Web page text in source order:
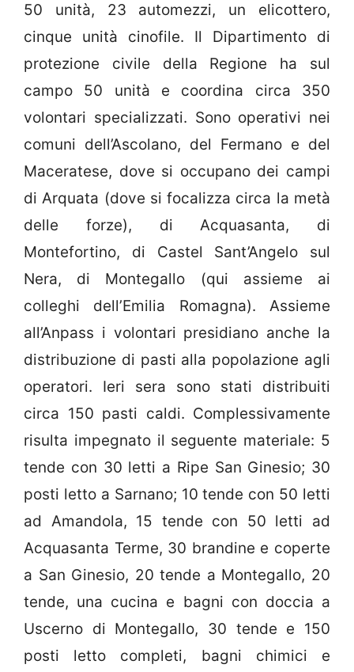
50 unità, 23 automezzi, un elicottero,
cinque unità cinofile. Il Dipartimento di
protezione civile della Regione ha sul
campo 50 unità e coordina circa 350
volontari specializzati. Sono operativi nei
comuni dell’Ascolano, del Fermano e del
Maceratese, dove si occupano dei campi
di Arquata (dove si focalizza circa la metà
delle forze), di Acquasanta, di
Montefortino, di Castel Sant’Angelo sul
Nera, di Montegallo (qui assieme ai
colleghi dell’Emilia Romagna). Assieme
all’Anpass i volontari presidiano anche la
distribuzione di pasti alla popolazione agli
operatori. Ieri sera sono stati distribuiti
circa 150 pasti caldi. Complessivamente
risulta impegnato il seguente materiale: 5
tende con 30 letti a Ripe San Ginesio; 30
posti letto a Sarnano; 10 tende con 50 letti
ad Amandola, 15 tende con 50 letti ad
Acquasanta Terme, 30 brandine e coperte
a San Ginesio, 20 tende a Montegallo, 20
tende, una cucina e bagni con doccia a
Uscerno di Montegallo, 30 tende e 150
posti letto completi, bagni chimici e